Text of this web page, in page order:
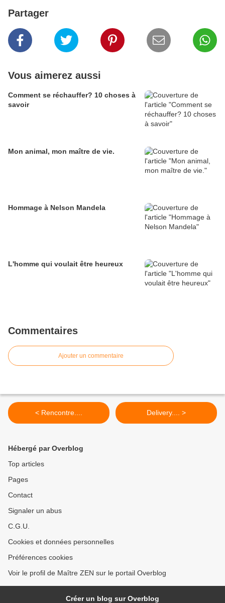
Partager
Vous aimerez aussi
Comment se réchauffer? 10 choses à
savoir
Mon animal, mon maître de vie.
Hommage à Nelson Mandela
L'homme qui voulait être heureux
Commentaires
Ajouter un commentaire
< Rencontre.... Delivery.... >
Hébergé par Overblog
Top articles
Pages
Contact
Signaler un abus
C.G.U.
Cookies et données personnelles
Préférences cookies
Voir le profil de Maître ZEN sur le portail Overblog
Créer un blog sur Overblog